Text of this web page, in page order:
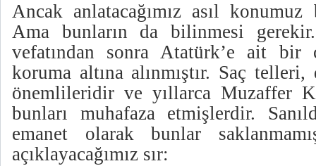
Ancak anlatacağımız asıl
Ama bunların da bilinmesi
vefatından sonra Atatürk’e ait bir
koruma altına alınmıştır. Saç
önemlileridir ve yıllarca Muzaffer
bunları muhafaza etmişlerdir.
emanet olarak bunlar
açıklayacağımız sır: